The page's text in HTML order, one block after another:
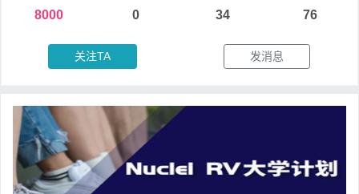
8000
0
34
76
关注TA 发消息